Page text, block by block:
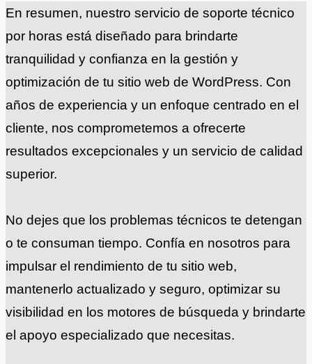
En resumen, nuestro servicio de soporte técnico
por horas está diseñado para brindarte
tranquilidad y confianza en la gestión y
optimización de tu sitio web de WordPress. Con
años de experiencia y un enfoque centrado en el
cliente, nos comprometemos a ofrecerte
resultados excepcionales y un servicio de calidad
superior.
No dejes que los problemas técnicos te detengan
o te consuman tiempo. Confía en nosotros para
impulsar el rendimiento de tu sitio web,
mantenerlo actualizado y seguro, optimizar su
visibilidad en los motores de búsqueda y brindarte
el apoyo especializado que necesitas.